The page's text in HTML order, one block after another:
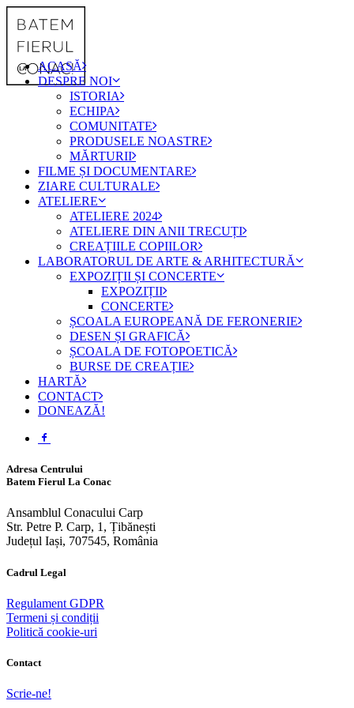
ACASĂ
DESPRE NOI
ISTORIA
ECHIPA
COMUNITATE
PRODUSELE NOASTRE
MĂRTURII
FILME ȘI DOCUMENTARE
ZIARE CULTURALE
ATELIERE
ATELIERE 2024
ATELIERE DIN ANII TRECUȚI
CREAȚIILE COPIILOR
LABORATORUL DE ARTE & ARHITECTURĂ
EXPOZIȚII ȘI CONCERTE
EXPOZIȚII
CONCERTE
ȘCOALA EUROPEANĂ DE FERONERIE
DESEN ȘI GRAFICĂ
ȘCOALA DE FOTOPOETICĂ
BURSE DE CREAȚIE
HARTĂ
CONTACT
DONEAZĂ!
Adresa Centrului
Batem Fierul La Conac
Ansamblul Conacului Carp
Str. Petre P. Carp, 1, Țibănești
Județul Iași, 707545, România
Cadrul Legal
Regulament GDPR
Termeni și condiții
Politică cookie-uri
Contact
Scrie-ne!